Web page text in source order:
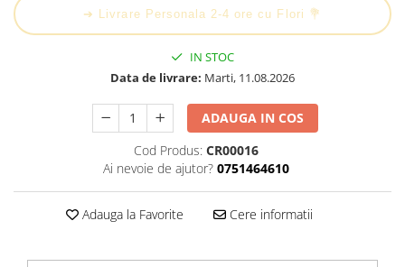
➔ Livrare Personala 2-4 ore cu Flori 💐
IN STOC
Data de livrare: Marti, 11.08.2026
ADAUGA IN COS
Cod Produs: CR00016
Ai nevoie de ajutor? 0751464610
Adauga la Favorite Cere informatii